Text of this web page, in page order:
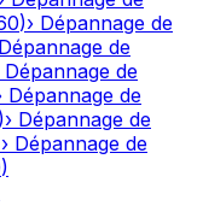
)› Dépannage de
Dépannage de
Dépannage de
Dépannage de
)› Dépannage de
› Dépannage de
)